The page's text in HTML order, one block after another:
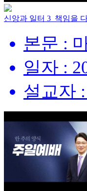
신앙과 일터 3_책임을
본문 :
일자 :
설교자